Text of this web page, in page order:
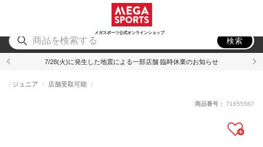
メガスポーツ公式オンラインショップ
アウトドア
検索
7/28(火)に発生した地震による一部店舗 臨時休業のお知らせ
ジュニア 店舗受取可能
商品番号： 71655567